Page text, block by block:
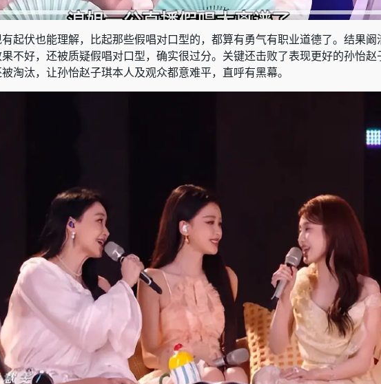
起伏也能理解，比起那些假唱对口型的，都算有勇气有职业道德了。结果
不好，还被质疑假唱对口型，确实很过分。关键还击败了表现更好的孙怡赵
淘汰，让孙怡赵子琪本人及观众都意难平，直呼有黑幕。